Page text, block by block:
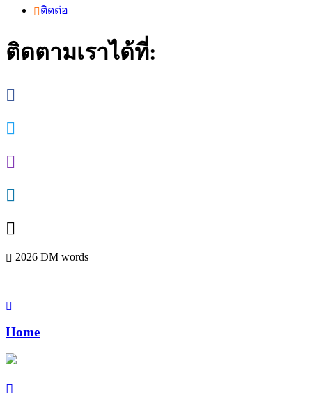
ติดต่อ
ติดตามเราได้ที่:
2026 DM words
Home